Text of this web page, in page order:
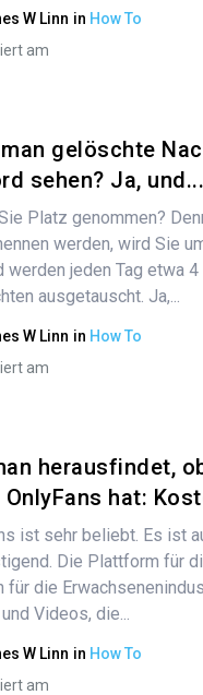
W Linn in How To
am
teilen
man gelöschte
sehen? Ja, und...
Platz genommen?
werden, wird Sie
werden jeden Tag etwa
ausgetauscht. Ja,...
W Linn in How To
am
teilen
herausfindet,
OnlyFans hat:
ist sehr beliebt. Es ist
Die Plattform für
für die
Videos, die...
W Linn in How To
am